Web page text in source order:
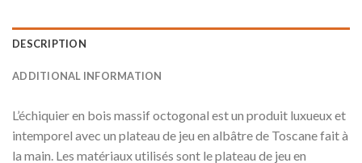
DESCRIPTION
ADDITIONAL INFORMATION
L’échiquier en bois massif octogonal est un produit luxueux et
intemporel avec un plateau de jeu en albâtre de Toscane fait à
la main. Les matériaux utilisés sont le plateau de jeu en